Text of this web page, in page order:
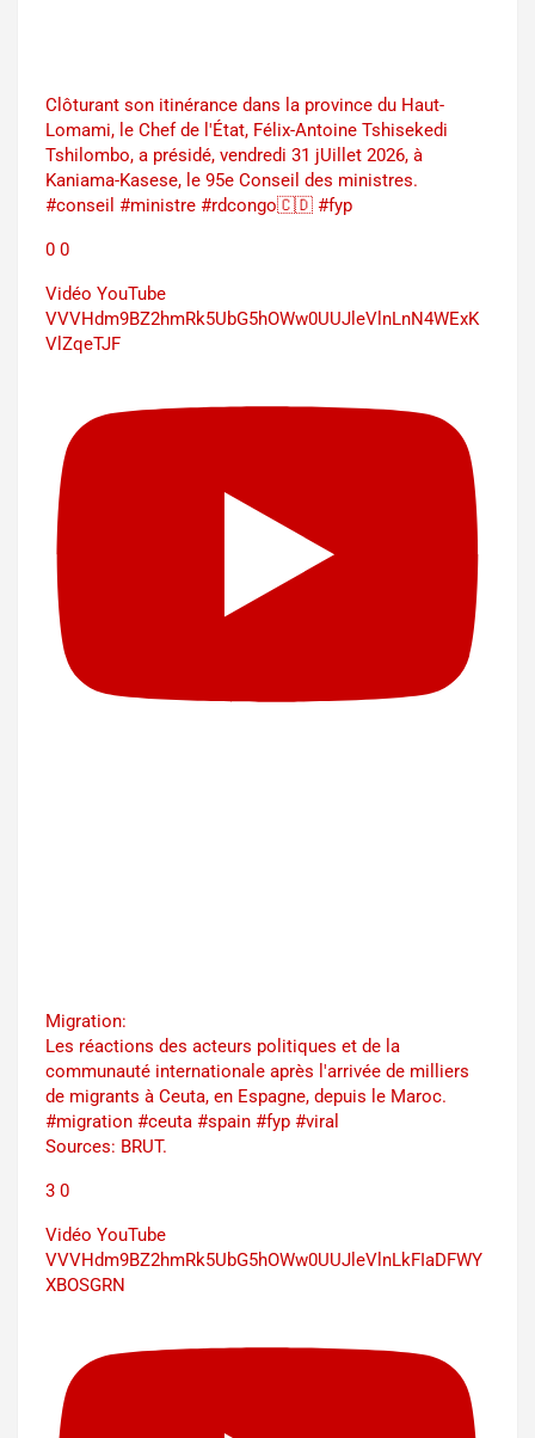
Clôturant son itinérance dans la province du Haut-
Lomami, le Chef de l'État, Félix-Antoine Tshisekedi
Tshilombo, a présidé, vendredi 31 jUillet 2026, à
Kaniama-Kasese, le 95e Conseil des ministres.
#conseil #ministre #rdcongo🇨🇩 #fyp
0 0
Vidéo YouTube
VVVHdm9BZ2hmRk5UbG5hOWw0UUJleVlnLnN4WExK
VlZqeTJF
Migration:
Les réactions des acteurs politiques et de la
communauté internationale après l'arrivée de milliers
de migrants à Ceuta, en Espagne, depuis le Maroc.
#migration #ceuta #spain #fyp #viral
Sources: BRUT.
3 0
Vidéo YouTube
VVVHdm9BZ2hmRk5UbG5hOWw0UUJleVlnLkFIaDFWY
XBOSGRN